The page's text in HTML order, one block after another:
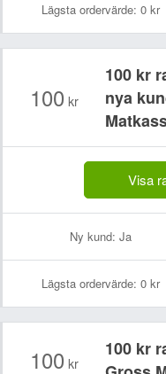
Lägsta ordervärde: 0 kr
100 kr
100 kr
nya
Visa
Ny kund: Ja
Lägsta ordervärde: 0 kr
100 kr
100 kr